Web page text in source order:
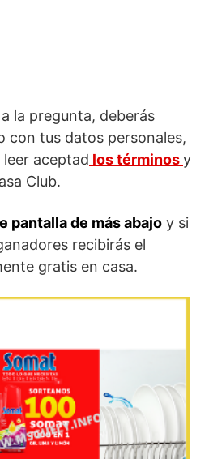
la pregunta, deberás
con tus datos personales,
aceptad los términosy
Club.
pantalla de más abajo y si
recibirás el
gratis en casa.